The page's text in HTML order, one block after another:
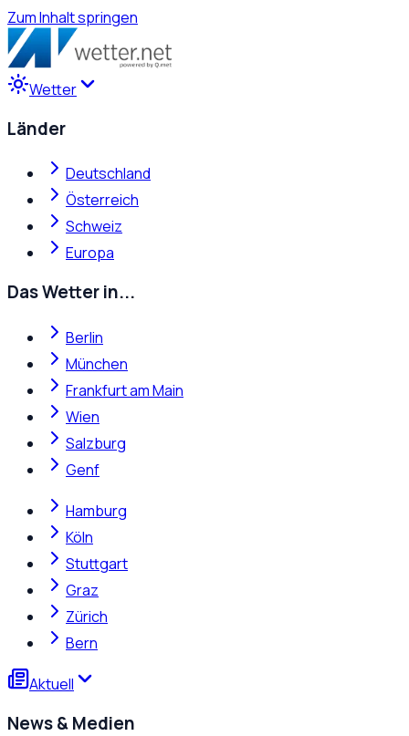
Zum Inhalt springen
Wetter
Länder
Deutschland
Österreich
Schweiz
Europa
Das Wetter in...
Berlin
München
Frankfurt am Main
Wien
Salzburg
Genf
Hamburg
Köln
Stuttgart
Graz
Zürich
Bern
Aktuell
News & Medien